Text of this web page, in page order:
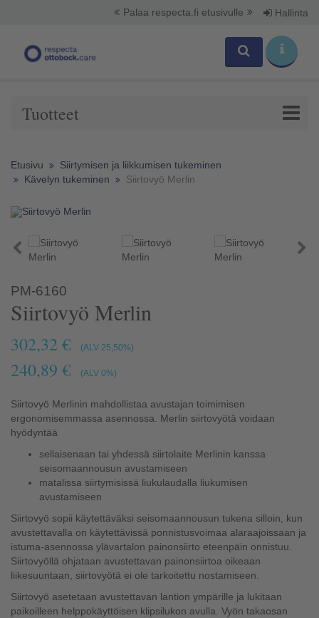
Palaa respecta.fi etusivulle Hallinta
Tuotteet
Etusivu
Siirtymisen ja liikkumisen tukeminen
Kävelyn tukeminen
Siirtovyö Merlin
PM-6160
Siirtovyö Merlin
302,32 € (ALV 25,50%)
240,89 € (ALV 0%)
Siirtovyö Merlinin mahdollistaa avustajan toimimisen
ergonomisemmassa asennossa. Merlin siirtovyötä voidaan
hyödyntää
sellaisenaan tai yhdessä siirtolaite Merlinin kanssa
seisomaannousun avustamiseen
matalissa siirtymisissä liukulaudalla liukumisen
avustamiseen
Siirtovyö sopii käytettäväksi seisomaannousun tukena silloin, kun
avustettavalla on käytettävissä ponnistusvoimaa alaraajoissaan ja
istuma-asennossa ylävartalon painonsiirto eteenpäin onnistuu.
Siirtovyöllä ohjataan avustettavan painonsiirtoa oikeaan
liikesuuntaan, siirtovyötä ei ole tarkoitettu nostamiseen.
Siirtovyö asetetaan avustettavan lantion ympärille ja lukitaan
paikoilleen helppokäyttöisen klipsilukon avulla. Vyön takaosan